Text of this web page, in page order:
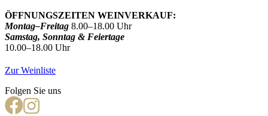
ÖFFNUNGSZEITEN WEINVERKAUF:
Montag–Freitag 8.00–18.00 Uhr
Samstag, Sonntag & Feiertage
10.00–18.00 Uhr
Zur Weinliste
Folgen Sie uns